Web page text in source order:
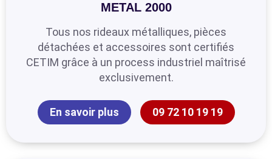
METAL 2000
Tous nos rideaux métalliques, pièces
détachées et accessoires sont certifiés
CETIM grâce à un process industriel maîtrisé
exclusivement.
En savoir plus 09 72 10 19 19